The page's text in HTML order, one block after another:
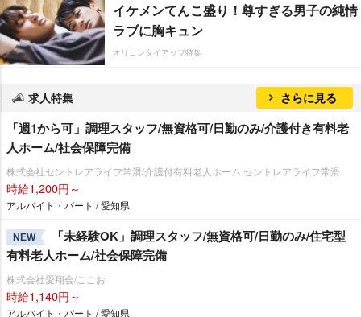
イケメンてんこ盛り！尊すぎる男子の純情
ラブに胸キュン
オリコンタイアップ特集
求人特集 さらに見る
「週1から可」調理スタッフ/無資格可/日勤のみ/介護付き有料老
人ホーム/社会保障完備
株式会社セントレアライフ常滑/介護付有料老人ホーム セントレアライフ常滑
時給1,200円～
アルバイト・パート / 愛知県
NEW
「未経験OK」調理スタッフ/無資格可/日勤のみ/住宅型
有料老人ホーム/社会保障完備
株式会社愛翔会/ここお
時給1,140円～
アルバイト・パート / 愛知県